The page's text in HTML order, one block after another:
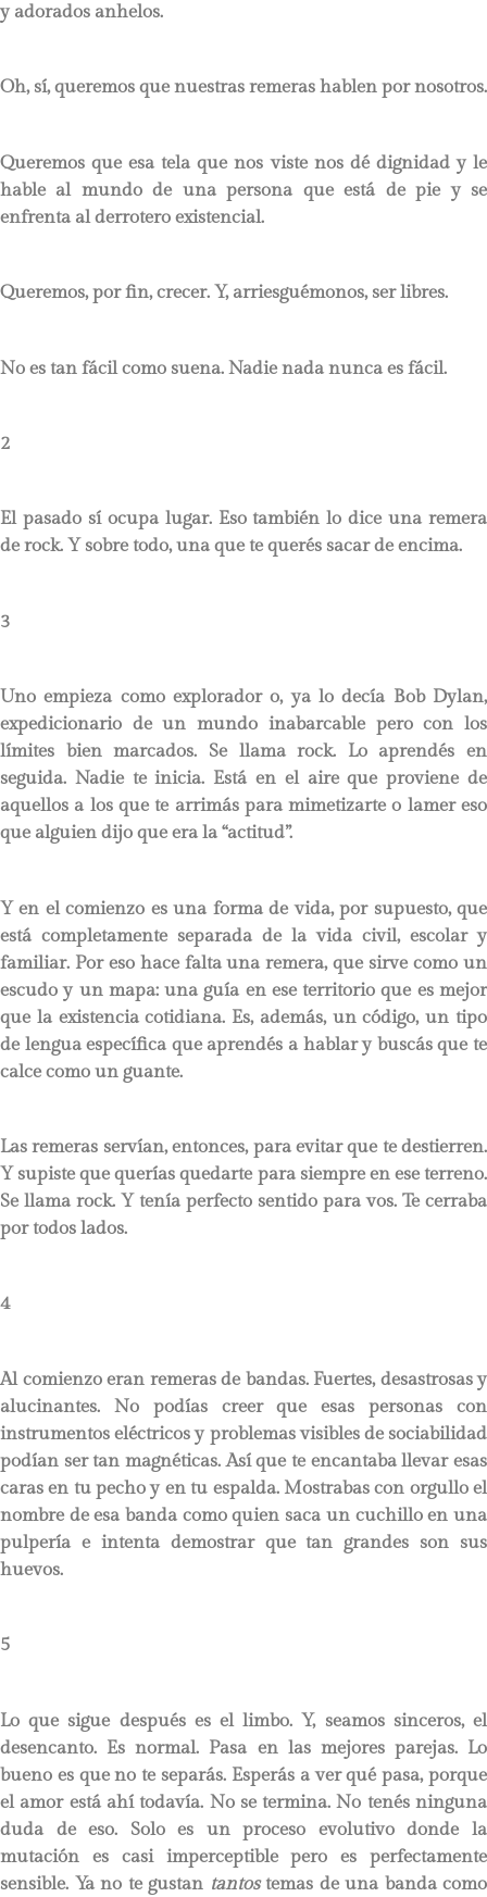
y adorados anhelos.
Oh, sí, queremos que nuestras remeras hablen por nosotros.
Queremos que esa tela que nos viste nos dé dignidad y le
hable al mundo de una persona que está de pie y se
enfrenta al derrotero existencial.
Queremos, por fin, crecer. Y, arriesguémonos, ser libres.
No es tan fácil como suena. Nadie nada nunca es fácil.
2
El pasado sí ocupa lugar. Eso también lo dice una remera
de rock. Y sobre todo, una que te querés sacar de encima.
3
Uno empieza como explorador o, ya lo decía Bob Dylan,
expedicionario de un mundo inabarcable pero con los
límites bien marcados. Se llama rock. Lo aprendés en
seguida. Nadie te inicia. Está en el aire que proviene de
aquellos a los que te arrimás para mimetizarte o lamer eso
que alguien dijo que era la “actitud”.
Y en el comienzo es una forma de vida, por supuesto, que
está completamente separada de la vida civil, escolar y
familiar. Por eso hace falta una remera, que sirve como un
escudo y un mapa: una guía en ese territorio que es mejor
que la existencia cotidiana. Es, además, un código, un tipo
de lengua específica que aprendés a hablar y buscás que te
calce como un guante.
Las remeras servían, entonces, para evitar que te destierren.
Y supiste que querías quedarte para siempre en ese terreno.
Se llama rock. Y tenía perfecto sentido para vos. Te cerraba
por todos lados.
4
Al comienzo eran remeras de bandas. Fuertes, desastrosas y
alucinantes. No podías creer que esas personas con
instrumentos eléctricos y problemas visibles de sociabilidad
podían ser tan magnéticas. Así que te encantaba llevar esas
caras en tu pecho y en tu espalda. Mostrabas con orgullo el
nombre de esa banda como quien saca un cuchillo en una
pulpería e intenta demostrar que tan grandes son sus
huevos.
5
Lo que sigue después es el limbo. Y, seamos sinceros, el
desencanto. Es normal. Pasa en las mejores parejas. Lo
bueno es que no te separás. Esperás a ver qué pasa, porque
el amor está ahí todavía. No se termina. No tenés ninguna
duda de eso. Solo es un proceso evolutivo donde la
mutación es casi imperceptible pero es perfectamente
sensible. Ya no te gustan tantostemas de una banda como